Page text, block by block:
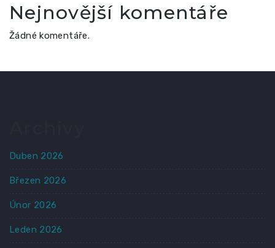
Nejnovější komentáře
Žádné komentáře.
Duben 2026
Březen 2026
Únor 2026
Leden 2026